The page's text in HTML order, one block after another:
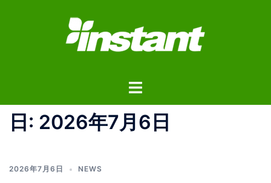
ス
ト
ル
メ
日: 2026年7月6日
2026年7月6日 NEWS